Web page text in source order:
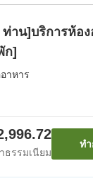
าน]บริการห้อ
ก]
าหาร
ธรรมเนียม
ทำ